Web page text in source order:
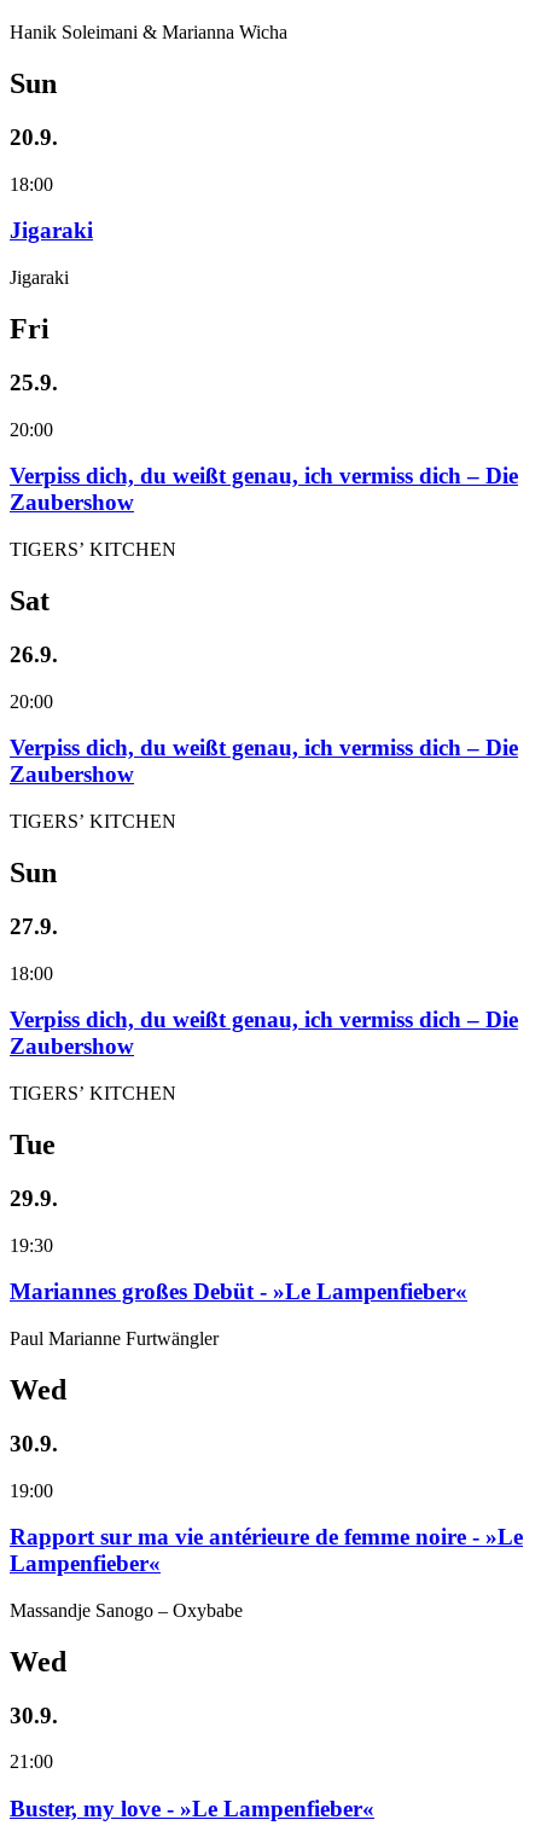
Hanik Soleimani & Marianna Wicha
Sun
20.9.
18:00
Jigaraki
Jigaraki
Fri
25.9.
20:00
Verpiss dich, du weißt genau, ich vermiss dich – Die
Zaubershow
TIGERS’ KITCHEN
Sat
26.9.
20:00
Verpiss dich, du weißt genau, ich vermiss dich – Die
Zaubershow
TIGERS’ KITCHEN
Sun
27.9.
18:00
Verpiss dich, du weißt genau, ich vermiss dich – Die
Zaubershow
TIGERS’ KITCHEN
Tue
29.9.
19:30
Mariannes großes Debüt - »Le Lampenfieber«
Paul Marianne Furtwängler
Wed
30.9.
19:00
Rapport sur ma vie antérieure de femme noire - »Le
Lampenfieber«
Massandje Sanogo – Oxybabe
Wed
30.9.
21:00
Buster, my love - »Le Lampenfieber«